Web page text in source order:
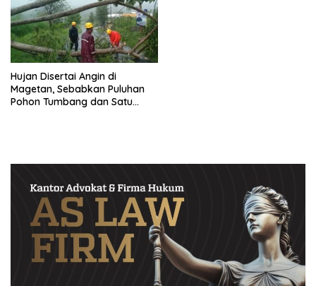
Hujan Disertai Angin di
Magetan, Sebabkan Puluhan
Pohon Tumbang dan Satu